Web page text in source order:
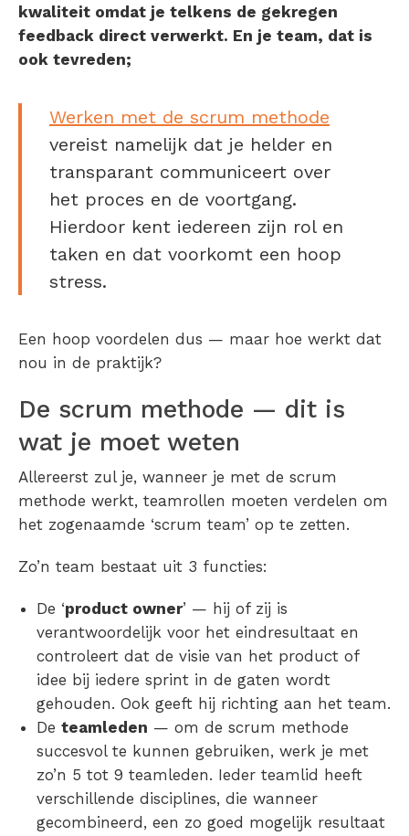
kwaliteit omdat je telkens de gekregen
feedback direct verwerkt. En je team, dat is
ook tevreden;
Werken met de scrum methode
vereist namelijk dat je helder en
transparant communiceert over
het proces en de voortgang.
Hierdoor kent iedereen zijn rol en
taken en dat voorkomt een hoop
stress.
Een hoop voordelen dus — maar hoe werkt dat
nou in de praktijk?
De scrum methode — dit is
wat je moet weten
Allereerst zul je, wanneer je met de scrum
methode werkt, teamrollen moeten verdelen om
het zogenaamde ‘scrum team’ op te zetten.
Zo’n team bestaat uit 3 functies:
De ‘product owner’ — hij of zij is
verantwoordelijk voor het eindresultaat en
controleert dat de visie van het product of
idee bij iedere sprint in de gaten wordt
gehouden. Ook geeft hij richting aan het team.
De teamleden — om de scrum methode
succesvol te kunnen gebruiken, werk je met
zo’n 5 tot 9 teamleden. Ieder teamlid heeft
verschillende disciplines, die wanneer
gecombineerd, een zo goed mogelijk resultaat